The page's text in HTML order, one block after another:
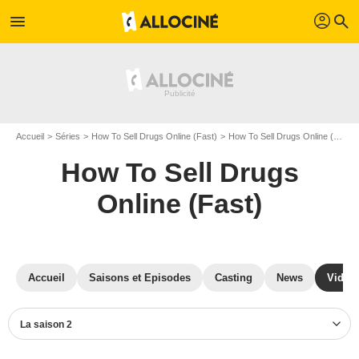
menu profil search
Accueil Séries How To Sell Drugs Online (Fast) How To Sell Drugs Online (Fast) S02
How To Sell Drugs
Online (Fast)
Accueil Saisons et Episodes Casting News
La saison 2